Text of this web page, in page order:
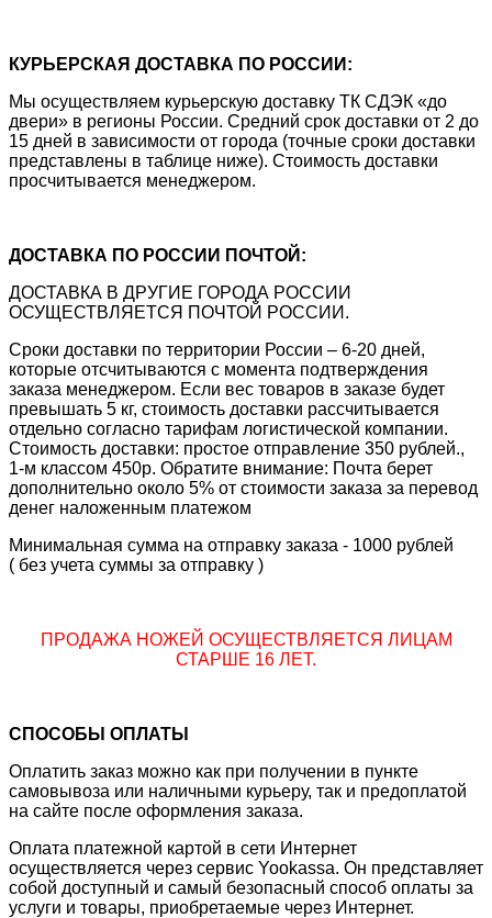
КУРЬЕРСКАЯ ДОСТАВКА ПО РОССИИ:
Мы осуществляем курьерскую доставку ТК СДЭК «до
двери» в регионы России. Средний срок доставки от 2 до
15 дней в зависимости от города (точные сроки доставки
представлены в таблице ниже). Стоимость доставки
просчитывается менеджером.
ДОСТАВКА ПО РОССИИ ПОЧТОЙ:
ДОСТАВКА В ДРУГИЕ ГОРОДА РОССИИ
ОСУЩЕСТВЛЯЕТСЯ ПОЧТОЙ РОССИИ.
Сроки доставки по территории России – 6-20 дней,
которые отсчитываются с момента подтверждения
заказа менеджером. Если вес товаров в заказе будет
превышать 5 кг, стоимость доставки рассчитывается
отдельно согласно тарифам логистической компании.
Стоимость доставки: простое отправление 350 рублей.,
1-м классом 450р. Обратите внимание: Почта берет
дополнительно около 5% от стоимости заказа за перевод
денег наложенным платежом
Минимальная сумма на отправку заказа - 1000 рублей
( без учета суммы за отправку )
ПРОДАЖА НОЖЕЙ ОСУЩЕСТВЛЯЕТСЯ ЛИЦАМ
СТАРШЕ 16 ЛЕТ.
СПОСОБЫ ОПЛАТЫ
Оплатить заказ можно как при получении в пункте
самовывоза или наличными курьеру, так и предоплатой
на сайте после оформления заказа.
Оплата платежной картой в сети Интернет
осуществляется через сервис Yookassa. Он представляет
собой доступный и самый безопасный способ оплаты за
услуги и товары, приобретаемые через Интернет.